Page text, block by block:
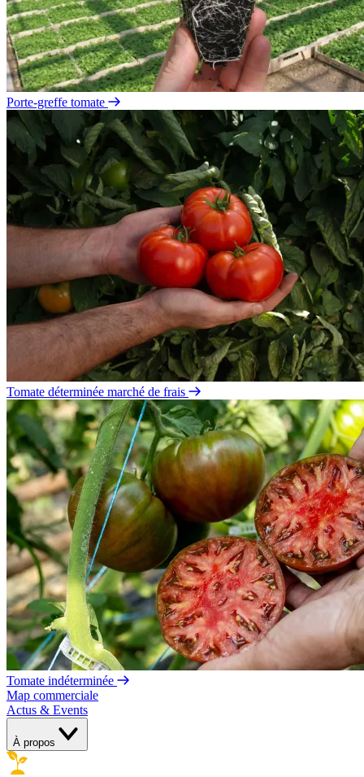
Porte-greffe tomate
Tomate déterminée marché de frais
Tomate indéterminée
Map commerciale
Actus & Events
À propos